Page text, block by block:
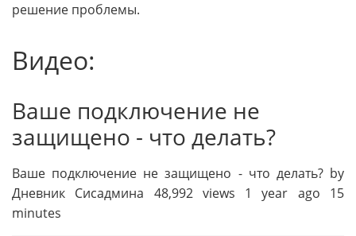
решение проблемы.
Видео:
Ваше подключение не
защищено - что делать?
Ваше подключение не защищено - что делать? by
Дневник Сисадмина 48,992 views 1 year ago 15
minutes